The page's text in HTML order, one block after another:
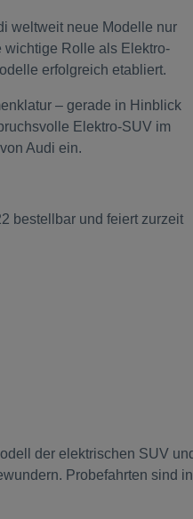
weltweit neue Modelle nur
wichtige Rolle als Elektro-
erfolgreich etabliert.
– gerade in Hinblick
Elektro-SUV im
Audi ein.
bestellbar und feiert zurzeit
der elektrischen SUV
Probefahrten sind in